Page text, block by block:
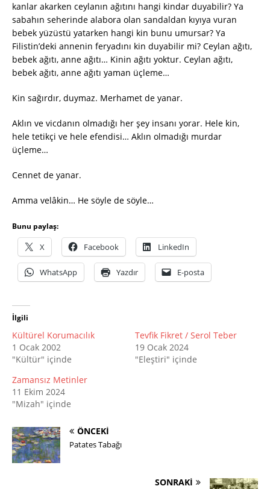
kanlar akarken ceylanın ağıtını hangi kindar duyabilir? Ya
sabahın seherinde alabora olan sandaldan kıyıya vuran
bebek yüzüstü yatarken hangi kin bunu umursar? Ya
Filistin’deki annenin feryadını kin duyabilir mi? Ceylan ağıtı,
bebek ağıtı, anne ağıtı… Kinin ağıtı yoktur. Ceylan ağıtı,
bebek ağıtı, anne ağıtı yaman üçleme…
Kin sağırdır, duymaz. Merhamet de yanar.
Aklın ve vicdanın olmadığı her şey insanı yorar. Hele kin,
hele tetikçi ve hele efendisi… Aklın olmadığı murdar
üçleme…
Cennet de yanar.
Amma velâkin… He söyle de söyle…
Bunu paylaş:
X Facebook LinkedIn
WhatsApp Yazdır E-posta
İlgili
Kültürel Korumacılık
1 Ocak 2002
"Kültür" içinde
Tevfik Fikret / Serol Teber
19 Ocak 2024
"Eleştiri" içinde
Zamansız Metinler
11 Ekim 2024
"Mizah" içinde
ÖNCEKI
Patates Tabağı
SONRAKI